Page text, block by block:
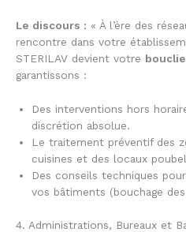
Le discours : « À l’ère des
rencontre dans votre
STERILAV devient votre
garantissons :
Des interventions hors
discrétion absolue.
Le traitement préventif des
cuisines et des locaux
Des conseils techniques
vos bâtiments (bouchage
4. Administrations, Bureaux et